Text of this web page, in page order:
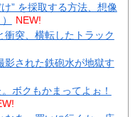
” を採取する方法、想像
NEW!
衝突、横転したトラック
影された鉄砲水が地獄す
ボクもかまってよぉ！